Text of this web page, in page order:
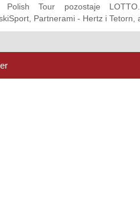
Polish Tour pozostaje
Partnerami - Hertz i Tetorn,